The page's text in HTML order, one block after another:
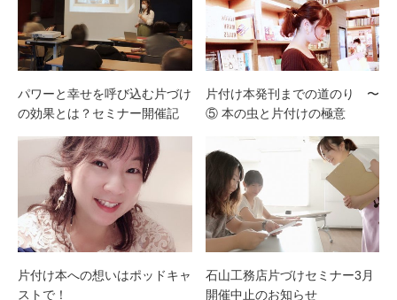
パワーと幸せを呼び込む片づけ
の効果とは？セミナー開催記
片付け本発刊までの道のり 〜
⑤ 本の虫と片付けの極意
片付け本への想いはポッドキャ
ストで！
石山工務店片づけセミナー3月
開催中止のお知らせ